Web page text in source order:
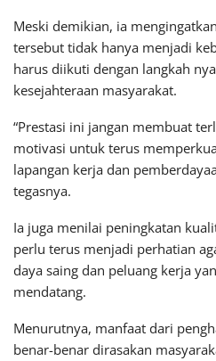
Meski demikian, ia
tersebut tidak hanya menjadi
harus diikuti dengan langkah
kesejahteraan masyarakat.
“Prestasi ini jangan membuat
motivasi untuk terus
lapangan kerja dan
tegasnya.
Ia juga menilai peningkatan
perlu terus menjadi perhatian
daya saing dan peluang kerja
mendatang.
Menurutnya, manfaat dari
benar-benar dirasakan